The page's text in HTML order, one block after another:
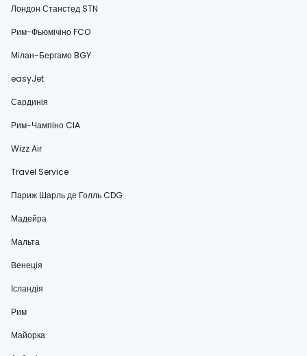
Лондон Станстед STN
Рим-Фьюмічіно FCO
Мілан-Бергамо BGY
easyJet
Сардинія
Рим-Чампіно CIA
Wizz Air
Travel Service
Париж Шарль де Голль CDG
Мадейра
Мальта
Венеція
Ісландія
Рим
Майорка